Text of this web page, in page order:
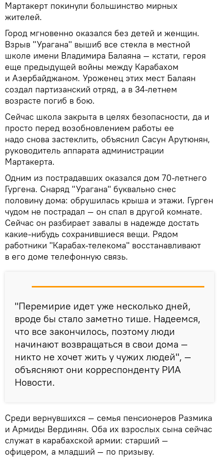
Мартакерт покинули большинство мирных
жителей.
Город мгновенно оказался без детей и женщин.
Взрыв "Урагана" вышиб все стекла в местной
школе имени Владимира Балаяна — кстати, героя
еще предыдущей войны между Карабахом
и Азербайджаном. Уроженец этих мест Балаян
создал партизанский отряд, а в 34-летнем
возрасте погиб в бою.
Сейчас школа закрыта в целях безопасности, да и
просто перед возобновлением работы ее
надо снова застеклить, объяснил Сасун Арутюнян,
руководитель аппарата администрации
Мартакерта.
Одним из пострадавших оказался дом 70-летнего
Гургена. Снаряд "Урагана" буквально снес
половину дома: обрушилась крыша и этажи. Гурген
чудом не пострадал — он спал в другой комнате.
Сейчас он разбирает завалы в надежде достать
какие-нибудь сохранившиеся вещи. Рядом
работники "Карабах-телекома" восстанавливают
в его доме телефонную связь.
"Перемирие идет уже несколько дней,
вроде бы стало заметно тише. Надеемся,
что все закончилось, поэтому люди
начинают возвращаться в свои дома —
никто не хочет жить у чужих людей", —
объясняют они корреспонденту РИА
Новости.
Среди вернувшихся — семья пенсионеров Размика
и Армиды Вердинян. Оба их взрослых сына сейчас
служат в карабахской армии: старший —
офицером, а младший — по призыву.